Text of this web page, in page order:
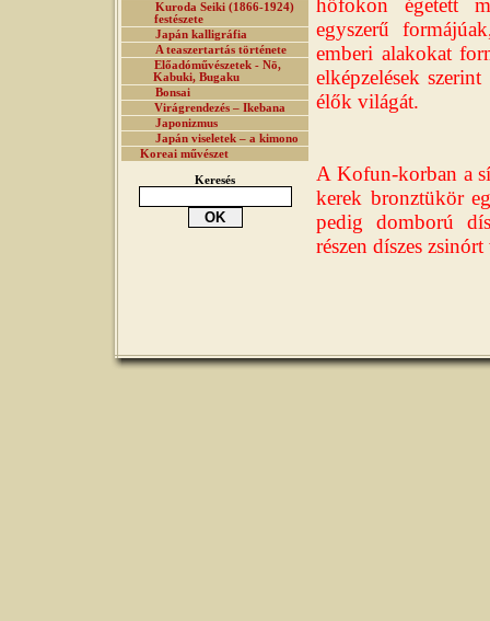
Kuroda Seiki (1866-1924)
festészete
Japán kalligráfia
A teaszertartás története
Előadóművészetek - Nō,
Kabuki, Bugaku
Bonsai
Virágrendezés – Ikebana
Japonizmus
Japán viseletek – a kimono
Koreai művészet
Keresés
hőfokon égetett
egyszerű
emberi alakokat
elképzelések
élők világát.
A Kofun-korban a
kerek bronztükör
pedig domború
részen díszes